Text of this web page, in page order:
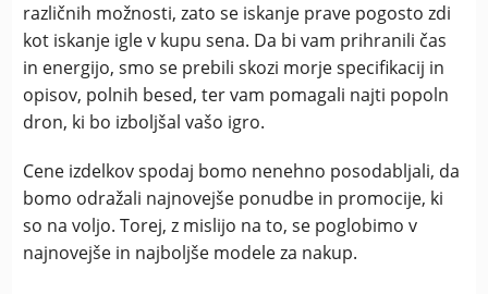
različnih možnosti, zato se iskanje prave pogosto zdi
kot iskanje igle v kupu sena. Da bi vam prihranili čas
in energijo, smo se prebili skozi morje specifikacij in
opisov, polnih besed, ter vam pomagali najti popoln
dron, ki bo izboljšal vašo igro.
Cene izdelkov spodaj bomo nenehno posodabljali, da
bomo odražali najnovejše ponudbe in promocije, ki
so na voljo. Torej, z mislijo na to, se poglobimo v
najnovejše in najboljše modele za nakup.